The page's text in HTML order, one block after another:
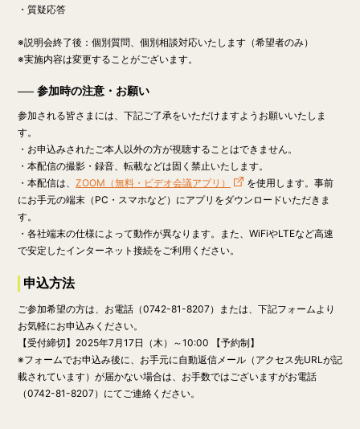
・質疑応答
※説明会終了後：個別質問、個別相談対応いたします（希望者のみ）
※実施内容は変更することがございます。
参加時の注意・お願い
参加される皆さまには、下記ご了承をいただけますようお願いいたしま
す。
・お申込みされたご本人以外の方が視聴することはできません。
・本配信の撮影・録音、転載などは固く禁止いたします。
・本配信は、 ZOOM（無料・ビデオ会議アプリ）
を使用します。事前
にお手元の端末（PC・スマホなど）にアプリをダウンロードいただきま
す。
・各社端末の仕様によって動作が異なります。また、WiFiやLTEなど高速
で安定したインターネット接続をご利用ください。
申込方法
ご参加希望の方は、お電話（0742-81-8207）または、下記フォームより
お気軽にお申込みください。
【受付締切】 2025年7月17日（木）～10:00
【予約制】
※フォームでお申込み後に、お手元に自動返信メール（アクセス先URLが記
載されています）が届かない場合は、お手数ではございますがお電話
（0742-81-8207）にてご連絡ください。